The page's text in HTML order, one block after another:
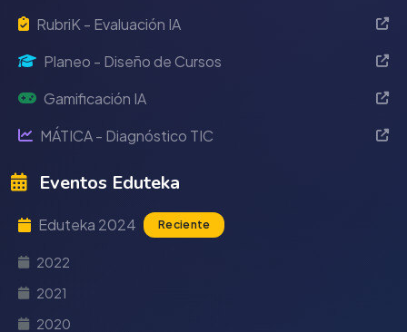
RubriK - Evaluación IA
Planeo - Diseño de Cursos
Gamificación IA
MÁTICA - Diagnóstico TIC
Eventos Eduteka
Eduteka 2024 Reciente
2022
2021
2020